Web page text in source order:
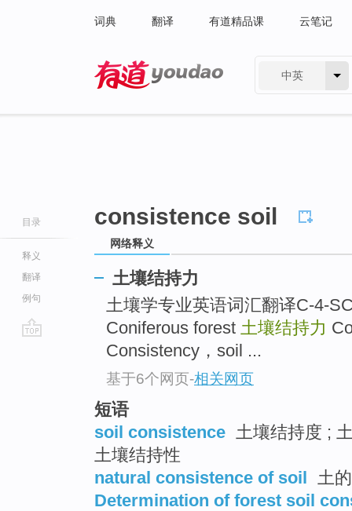
词典 翻译 有道精品课 云笔记
中英
目录
释义
翻译
例句
consistence soil
网络释义
土壤结持力
土壤学专业英语词汇翻译C-4-
Coniferous forest 土壤结持力
Consistency，soil ...
基于6个网页-相关网页
短语
soil consistence 土壤结持度 ;
土壤结持性
natural consistence of soil
土
Determination of forest soil